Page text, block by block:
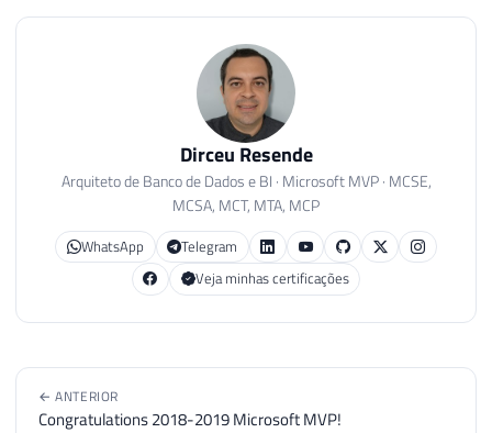
Dirceu Resende
Arquiteto de Banco de Dados e BI · Microsoft MVP · MCSE,
MCSA, MCT, MTA, MCP
WhatsApp
Telegram
Veja minhas certificações
← ANTERIOR
Congratulations 2018-2019 Microsoft MVP!